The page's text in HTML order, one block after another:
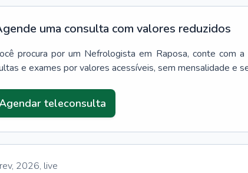
uma consulta com valores reduzidos
procura por um Nefrologista em Raposa, conte com a
e exames por valores acessíveis, sem mensalidade e
teleconsulta
2026, live